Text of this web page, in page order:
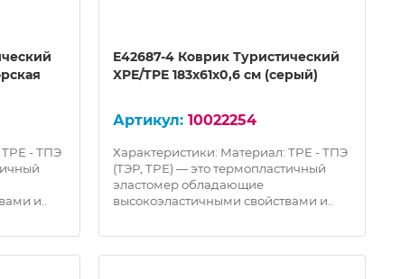
- ТПЭ
и..
E42687-4 Коврик Туристический
XPE/TPE 183х61х0,6 см (серый)
10022254
Характеристики: Материал: TPE - ТПЭ
(ТЭР, TPE) — это термопластичный
эластомер обладающие
высокоэластичными свойствами и..